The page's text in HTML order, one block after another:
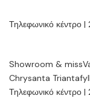
Τηλεφωνικό κέντρο
Showroom &
Chrysanta
Τηλεφωνικό κέντρο